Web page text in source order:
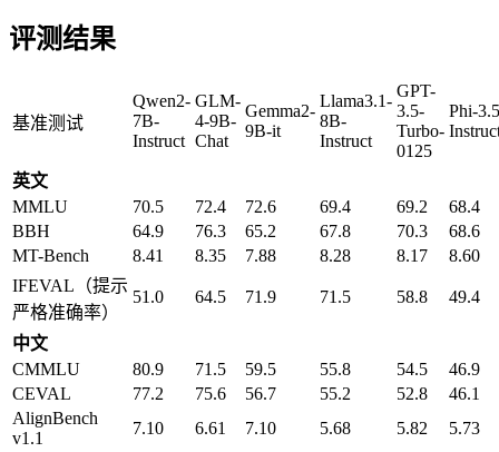
评测结果
基准测试
Qwen2-
7B-
Instruct
GLM-
4-9B-
Chat
Gemma2-
9B-it
Llama3.1-
8B-
Instruct
GPT-
3.5-
Turbo-
0125
Phi-
英文
MMLU
70.5 72.4 72.6 69.4 69.2
68.4
BBH
64.9 76.3 65.2 67.8 70.3
68.6
MT-Bench
8.41 8.35 7.88 8.28 8.17
8.60
IFEVAL（提示
严格准确率）
51.0 64.5 71.9 71.5 58.8 49.4
中文
CMMLU
80.9 71.5 59.5 55.8 54.5
46.9
CEVAL
77.2 75.6 56.7 55.2 52.8
46.1
AlignBench
v1.1
7.10 6.61 7.10 5.68 5.82
5.73